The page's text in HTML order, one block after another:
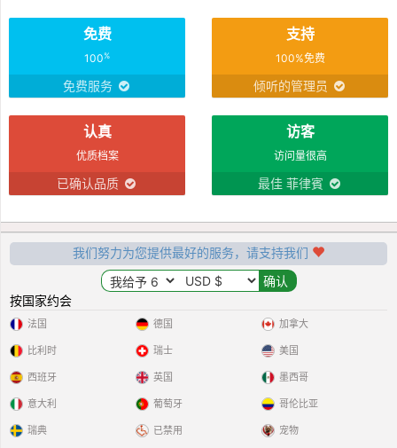
免费
100%
免费服务
支持
100%免费
倾听的管理员
认真
优质档案
已确认品质
访客
访问量很高
最佳 菲律賓
我们努力为您提供最好的服务，请支持我们
按国家约会
法国
比利时
西班牙
意大利
瑞典
德国
瑞士
英国
葡萄牙
已禁用
加拿大
美国
墨西哥
哥伦比亚
宠物